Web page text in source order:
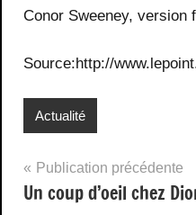
Conor Sweeney,
Source:http://
Actualité
Navigation
de
Publication précédente
Un coup d’oeil chez